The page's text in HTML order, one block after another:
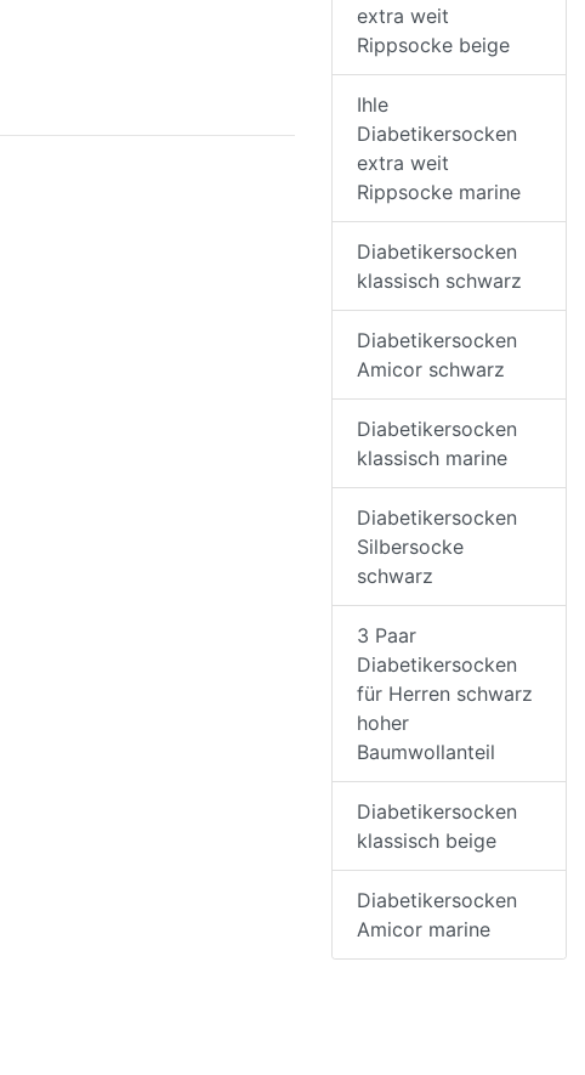
extra weit
Rippsocke beige
Ihle
Diabetikersocken
extra weit
Rippsocke marine
Diabetikersocken
klassisch schwarz
Diabetikersocken
Amicor schwarz
Diabetikersocken
klassisch marine
Diabetikersocken
Silbersocke
schwarz
3 Paar
Diabetikersocken
für Herren schwarz
hoher
Baumwollanteil
Diabetikersocken
klassisch beige
Diabetikersocken
Amicor marine